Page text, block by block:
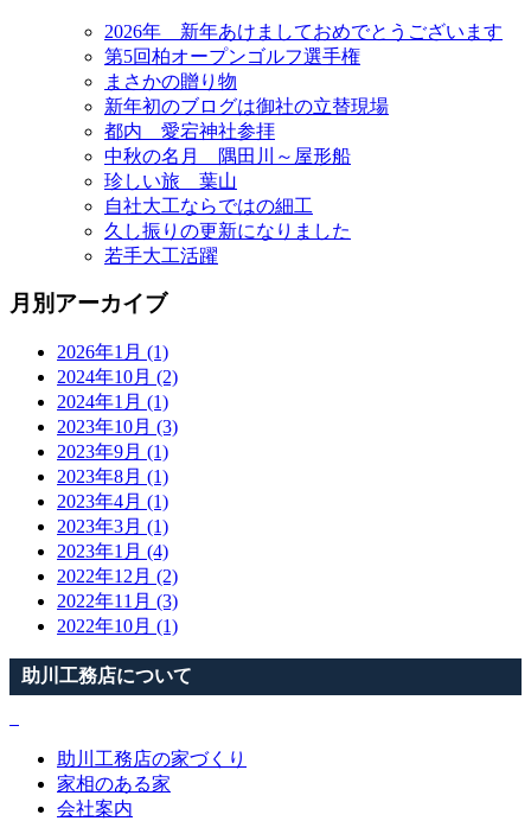
2026年 新年あけましておめでとうございます
第5回柏オープンゴルフ選手権
まさかの贈り物
新年初のブログは御社の立替現場
都内 愛宕神社参拝
中秋の名月 隅田川～屋形船
珍しい旅 葉山
自社大工ならではの細工
久し振りの更新になりました
若手大工活躍
月別アーカイブ
2026年1月 (1)
2024年10月 (2)
2024年1月 (1)
2023年10月 (3)
2023年9月 (1)
2023年8月 (1)
2023年4月 (1)
2023年3月 (1)
2023年1月 (4)
2022年12月 (2)
2022年11月 (3)
2022年10月 (1)
助川工務店について
助川工務店の家づくり
家相のある家
会社案内